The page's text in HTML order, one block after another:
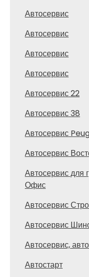
Автосервис
Автосервис
Автосервис
Автосервис
Автосервис 22
Автосервис 38
Автосервис
Автосервис
Автосервис для
Офис
Автосервис
Автосервис
Автосервис,
Автостарт